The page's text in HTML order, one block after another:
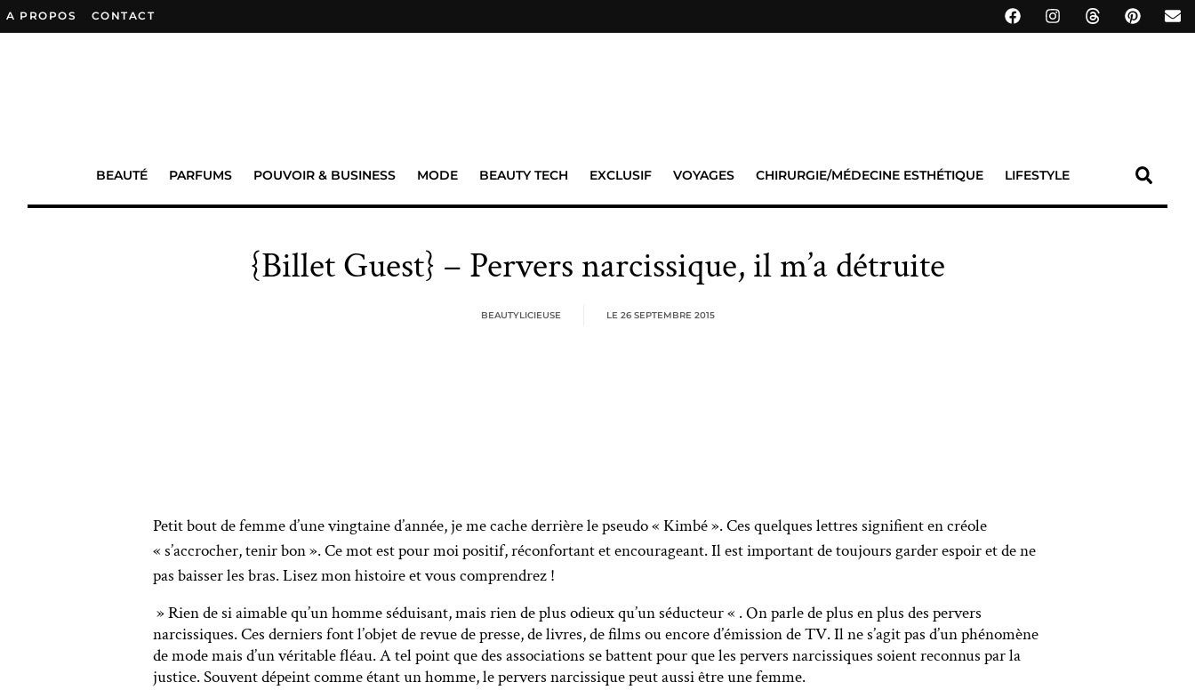
A PROPOS CONTACT
BEAUTÉ PARFUMS POUVOIR & BUSINESS MODE BEAUTY TECH EXCLUSIF VOYAGES CHIRURGIE/MÉDECINE ESTHÉTIQUE LIFESTYLE
{Billet Guest} – Pervers narcissique, il m’a détruite
BEAUTYLICIEUSE LE 26 SEPTEMBRE 2015
Petit bout de femme d’une vingtaine d’année, je me cache derrière le pseudo « Kimbé ». Ces quelques lettres signifient en créole
« s’accrocher, tenir bon ». Ce mot est pour moi positif, réconfortant et encourageant. Il est important de toujours garder espoir et de ne
pas baisser les bras. Lisez mon histoire et vous comprendrez !
» Rien de si aimable qu’un homme séduisant, mais rien de plus odieux qu’un séducteur « . On parle de plus en plus des pervers
narcissiques. Ces derniers font l’objet de revue de presse, de livres, de films ou encore d’émission de TV. Il ne s’agit pas d’un phénomène
de mode mais d’un véritable fléau. A tel point que des associations se battent pour que les pervers narcissiques soient reconnus par la
justice. Souvent dépeint comme étant un homme, le pervers narcissique peut aussi être une femme.